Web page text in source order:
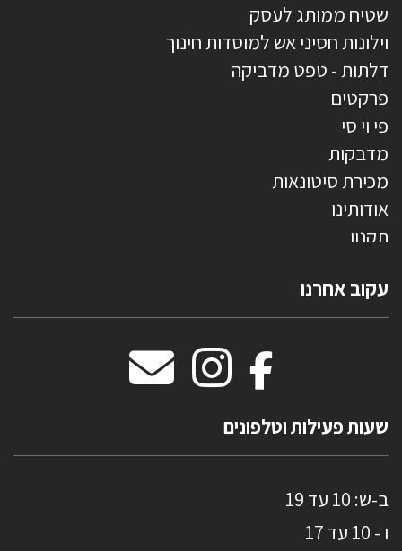
שטיח ממותג לעסק
וילונות חסיני אש למוסדות חינוך
דלתות - טפט מדביקה
פרקטים
פי וי סי
מדבקות
מכירת סיטונאות
אודותינו
תקנון
טפטים משולשים
וילונות חסיני אש
מדבקות אנטי סאן
עקוב אחרנו
שעות פעילות וטלפונים
ב-ש: 10 עד 19
ו - 10 עד 17